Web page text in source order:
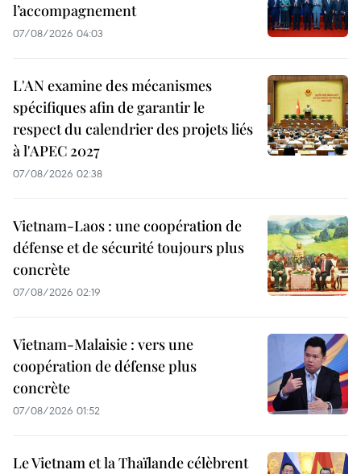
l’accompagnement
07/08/2026 04:03
L'AN examine des mécanismes
spécifiques afin de garantir le
respect du calendrier des projets liés
à l'APEC 2027
07/08/2026 02:38
Vietnam-Laos : une coopération de
défense et de sécurité toujours plus
concrète
07/08/2026 02:19
Vietnam-Malaisie : vers une
coopération de défense plus
concrète
07/08/2026 01:52
Le Vietnam et la Thaïlande célèbrent